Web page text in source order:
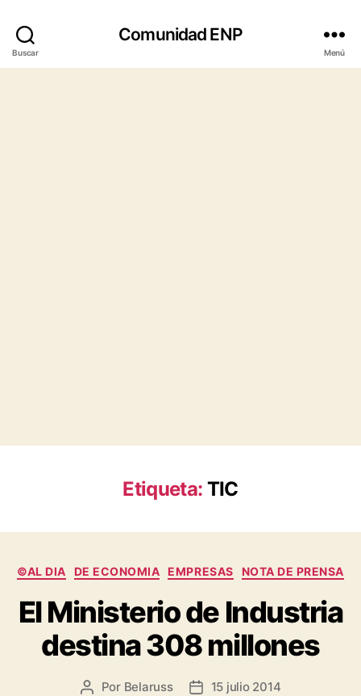
Buscar
Comunidad ENP
Menú
Etiqueta: TIC
Categorías
©AL DIA DE ECONOMIA EMPRESAS NOTA DE PRENSA
El Ministerio de Industria
destina 308 millones
Autor
Por Belaruss
Fecha15 julio 2014